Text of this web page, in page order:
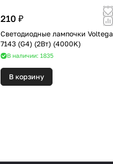
210 ₽
Светодиодные лампочки Voltega
7143 (G4) (2Вт) (4000K)
В наличии: 1835
В корзину